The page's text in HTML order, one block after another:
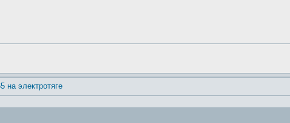
на электротяге